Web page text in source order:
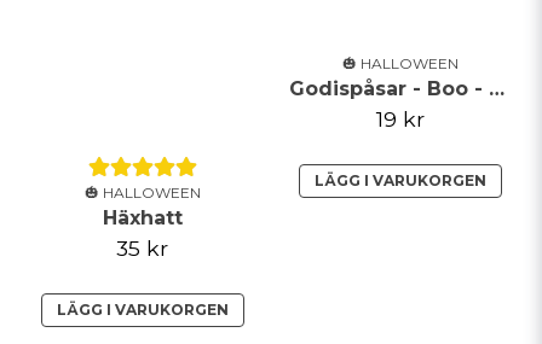
🎃 HALLOWEEN
Häxhatt
35 kr
LÄGG I VARUKORGEN
🎃 HALLOWEEN
Godispåsar - Boo - Svart
19 kr
LÄGG I VARUKORGEN